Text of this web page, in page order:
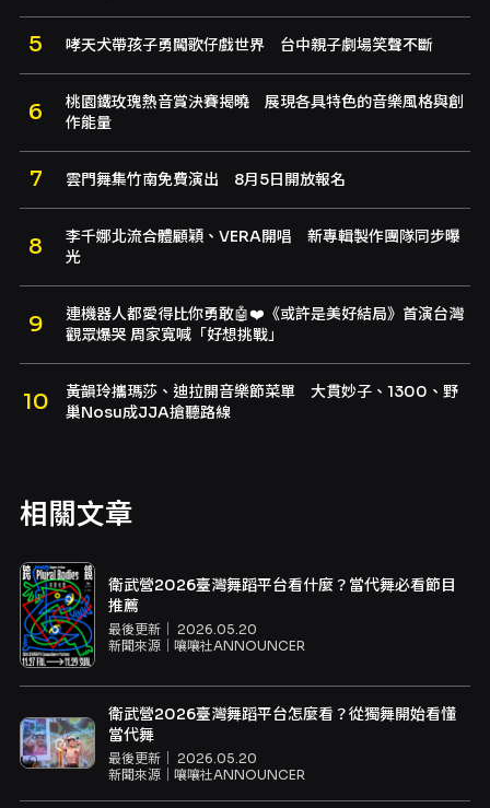
哮天犬帶孩子勇闖歌仔戲世界 台中親子劇場笑聲不斷
桃園鐵玫瑰熱音賞決賽揭曉 展現各具特色的音樂風格與創
作能量
雲門舞集竹南免費演出 8月5日開放報名
李千娜北流合體顧穎、VERA開唱 新專輯製作團隊同步曝
光
連機器人都愛得比你勇敢🤖❤️《或許是美好結局》首演台灣
觀眾爆哭 周家寬喊「好想挑戰」
黃韻玲攜瑪莎、迪拉開音樂節菜單 大貫妙子、1300、野
巢Nosu成JJA搶聽路線
相關文章
衛武營2026臺灣舞蹈平台看什麼？當代舞必看節目
推薦
最後更新｜ 2026.05.20
新聞來源｜ 嚷嚷社ANNOUNCER
衛武營2026臺灣舞蹈平台怎麼看？從獨舞開始看懂
當代舞
最後更新｜ 2026.05.20
新聞來源｜ 嚷嚷社ANNOUNCER